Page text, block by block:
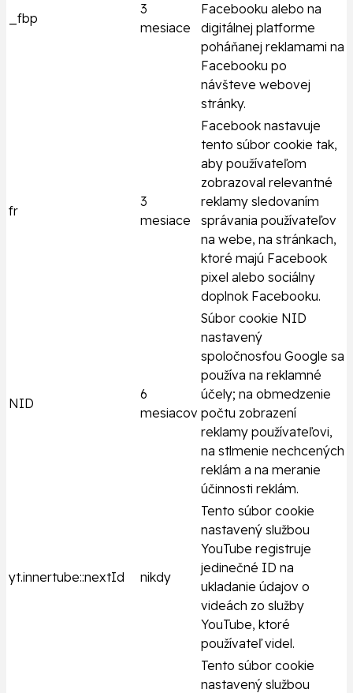
_fbp
3
mesiace
Facebooku alebo na
digitálnej platforme
poháňanej reklamami na
Facebooku po
návšteve webovej
stránky.
fr
3
mesiace
Facebook nastavuje
tento súbor cookie tak,
aby používateľom
zobrazoval relevantné
reklamy sledovaním
správania používateľov
na webe, na stránkach,
ktoré majú Facebook
pixel alebo sociálny
doplnok Facebooku.
NID
6
mesiacov
Súbor cookie NID
nastavený
spoločnosťou Google sa
používa na reklamné
účely; na obmedzenie
počtu zobrazení
reklamy používateľovi,
na stlmenie nechcených
reklám a na meranie
účinnosti reklám.
yt.innertube::nextId nikdy
Tento súbor cookie
nastavený službou
YouTube registruje
jedinečné ID na
ukladanie údajov o
videách zo služby
YouTube, ktoré
používateľ videl.
Tento súbor cookie
nastavený službou